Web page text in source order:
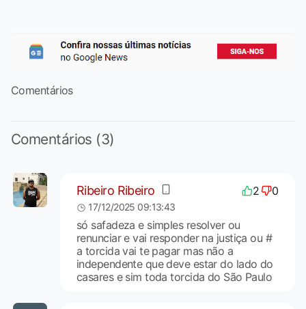
Comentários
Comentários (3)
Ribeiro Ribeiro 2 0
17/12/2025 09:13:43
só safadeza e simples resolver ou
renunciar e vai responder na justiça ou #
a torcida vai te pagar mas não a
independente que deve estar do lado do
casares e sim toda torcida do São Paulo